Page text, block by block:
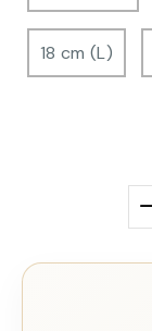
18 cm (L)